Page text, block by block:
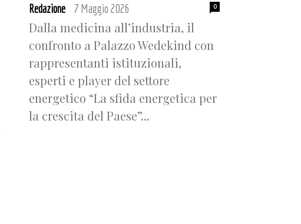
Redazione - 7 Maggio 2026 0
Dalla medicina all’industria, il
confronto a Palazzo Wedekind con
rappresentanti istituzionali,
esperti e player del settore
energetico “La sfida energetica per
la crescita del Paese”...